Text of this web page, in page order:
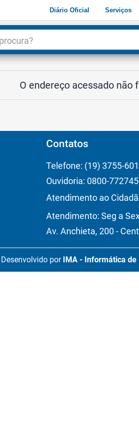
Diário Oficial Serviços
O endereço acessado não
Contatos
Telefone: (19) 3755-
Ouvidoria: 0800-
Atendimento ao
Atendimento: Seg a
Av. Anchieta, 200 -
Desenvolvido por IMA - Informática